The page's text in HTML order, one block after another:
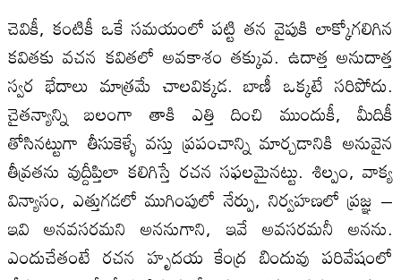
చెవికీ, కంటికీ ఒకే సమయంలో పట్టి తన వైపుకి లాక్కోగలిగిన
కవితకు వచన కవితలో అవకాశం తక్కువ. ఉదాత్త అనుదాత్త
స్వర భేదాలు మాత్రమే చాలవిక్కడ. బాణీ ఒక్కటే సరిపోదు.
చైతన్యాన్ని బలంగా తాకి ఎత్తి దించి ముందుకీ, మీదికీ
తోసినట్టుగా తీసుకెళ్ళే వస్తు ప్రపంచాన్ని మార్చడానికి అనువైన
తీవ్రతను వుద్దీప్తిలా కలిగిస్తే రచన సఫలమైనట్టు. శిల్పం, వాక్య
విన్యాసం, ఎత్తుగడలో ముగింపులో నేర్పు, నిర్వహణలో ప్రజ్ఞ –
ఇవి అనవసరమని అననుగాని, ఇవే అవసరమనీ అనను.
ఎందుచేతంటే రచన హృదయ కేంద్ర బిందువు పరివేషంలో